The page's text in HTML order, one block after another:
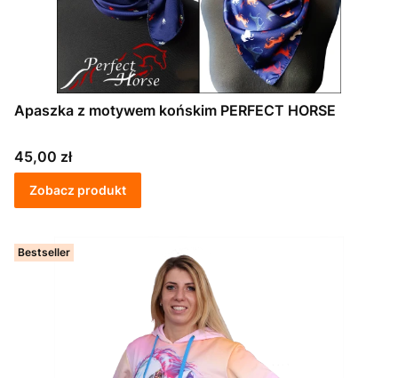
Apaszka z motywem końskim PERFECT HORSE
Cena
45,00 zł
Zobacz produkt
Bestseller